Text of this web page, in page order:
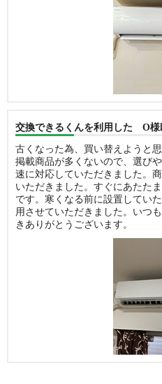
交換できるくんを利用した O様
古くなった為、買い替えようと
掲載商品が多くないので、選び
速に対応していただきました。
いただきました。すぐにあたた
です。寒くなる前に設置してい
用させていただきました。いつ
きありがとうございます。